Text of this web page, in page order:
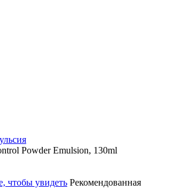
Powder Emulsion, 130ml
чтобы увидеть Рекомендованная